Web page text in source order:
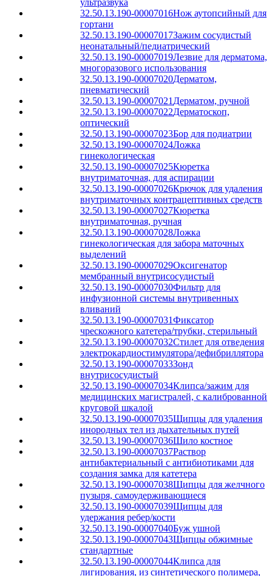
ультразвука
32.50.13.190-00007016Нож аутопсийный для
гортани
32.50.13.190-00007017Зажим сосудистый
неонатальный/педиатрический
32.50.13.190-00007019Лезвие для дерматома,
многоразового использования
32.50.13.190-00007020Дерматом,
пневматический
32.50.13.190-00007021 Дерматом, ручной
32.50.13.190-00007022Дерматоскоп,
оптический
32.50.13.190-00007023Бор для подиатрии
32.50.13.190-00007024Ложка
гинекологическая
32.50.13.190-00007025Кюретка
внутриматочная, для аспирации
32.50.13.190-00007026Крючок для удаления
внутриматочных контрацептивных средств
32.50.13.190-00007027Кюретка
внутриматочная, ручная
32.50.13.190-00007028Ложка
гинекологическая для забора маточных
выделений
32.50.13.190-00007029Оксигенатор
мембранный внутрисосудистый
32.50.13.190-00007030Фильтр для
инфузионной системы внутривенных
вливаний
32.50.13.190-00007031Фиксатор
чрескожного катетера/трубки, стерильный
32.50.13.190-00007032Стилет для отведения
электрокардиостимулятора/дефибриллятора
32.50.13.190-00007033Зонд
внутрисосудистый
32.50.13.190-00007034Клипса/зажим для
медицинских магистралей, с калиброванной
круговой шкалой
32.50.13.190-00007035Щипцы для удаления
инородных тел из дыхательных путей
32.50.13.190-00007036Шило костное
32.50.13.190-00007037Раствор
антибактериальный с антибиотиками для
создания замка для катетера
32.50.13.190-00007038Щипцы для желчного
пузыря, самоудерживающиеся
32.50.13.190-00007039Щипцы для
удержания ребер/кости
32.50.13.190-00007040Буж ушной
32.50.13.190-00007043Щипцы обжимные
стандартные
32.50.13.190-00007044Клипса для
лигирования, из синтетического полимера,